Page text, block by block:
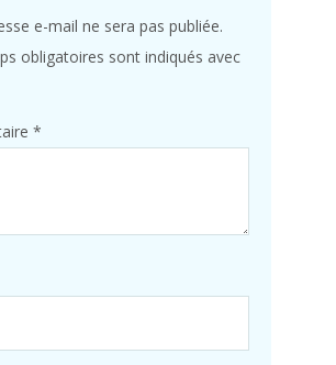
e-mail ne sera pas publiée.
obligatoires sont indiqués avec
*